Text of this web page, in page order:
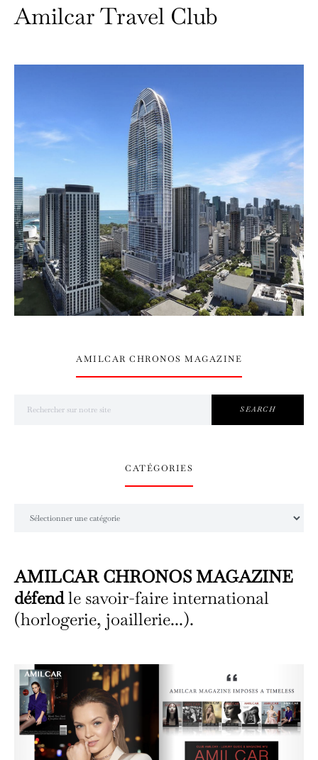
Amilcar Travel Club
AMILCAR CHRONOS MAGAZINE
SEARCH
CATÉGORIES
AMILCAR CHRONOS MAGAZINE
défendle savoir-faire international
(horlogerie, joaillerie...).